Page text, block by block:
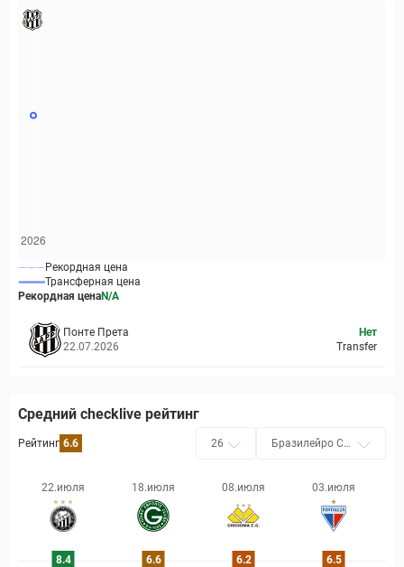
Рекордная цена
Трансферная цена
Рекордная ценаN/A
Понте Прета
22.07.2026
Нет
Transfer
Средний checklive рейтинг
Рейтинг 6.6 26
Бразилейро Се
22.июля 18.июля 08.июля 03.июля
8.4 6.6 6.2 6.5